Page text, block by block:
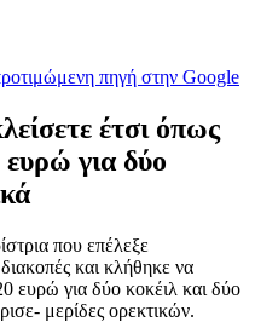
πηγή στην Google
έτσι όπως
για δύο
που επέλεξε
διακοπές και κλήθηκε να
ευρώ για δύο κοκέιλ και δύο
μερίδες ορεκτικών.